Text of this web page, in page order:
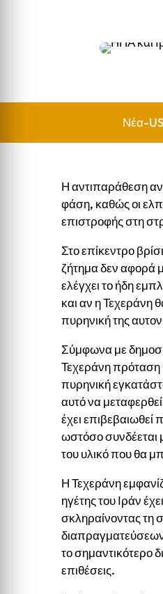
Νέα-
Η αντιπαράθεση
φάση, καθώς οι
επιστροφής στη
Στο επίκεντρο
ζήτημα δεν αφορά
ελέγχει το ήδη
και αν η Τεχεράνη
πυρηνική της
Σύμφωνα με
Τεχεράνη πρόταση
πυρηνική
αυτό να
έχει
ωστόσο συνδέεται
του υλικό που θα
Η Τεχεράνη
ηγέτης του Ιράν
σκληραίνοντας τη
το σημαντικότερο
επιθέσεις.